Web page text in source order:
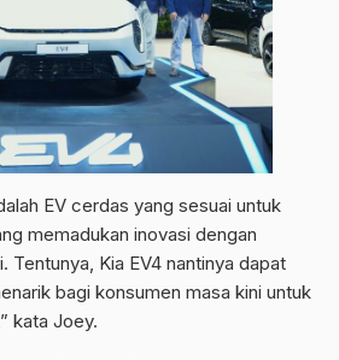
EV cerdas yang sesuai untuk
memadukan inovasi dengan
Tentunya, Kia EV4 nantinya dapat
bagi konsumen masa kini untuk
kata Joey.